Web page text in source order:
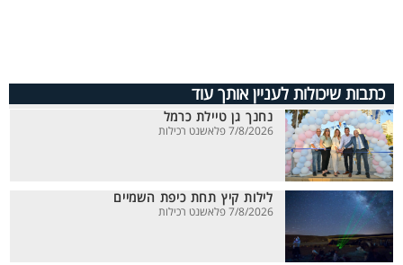
כתבות שיכולות לעניין אותך עוד
נחנך גן טיילת כרמל
7/8/2026 פלאשנט רכילות
לילות קיץ תחת כיפת השמיים
7/8/2026 פלאשנט רכילות